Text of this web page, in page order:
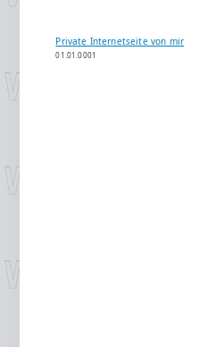
Private Internetseite von mir
01.01.0001